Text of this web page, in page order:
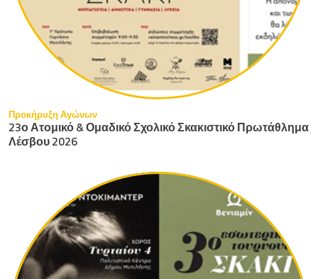
Προκήρυξη Αγώνων
23ο Ατομικό & Ομαδικό Σχολικό Σκακιστικό Πρωτάθλημα
Λέσβου 2026